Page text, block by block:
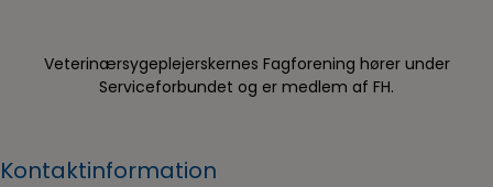
Veterinærsygeplejerskernes Fagforening hører under
Serviceforbundet og er medlem af FH.
Kontaktinformation